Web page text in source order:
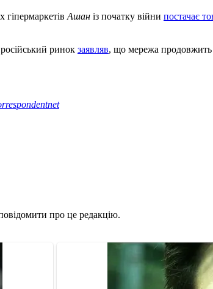
Ашан із початку війни постачає
ринок заявляв, що мережа продовжить
про це редакцію.